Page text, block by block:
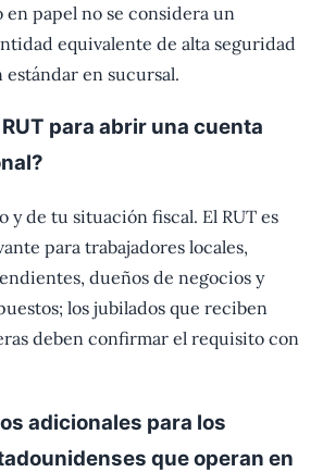
en papel no se considera un
equivalente de alta seguridad
en sucursal.
RUT para abrir una cuenta
y de tu situación fiscal. El RUT es
para trabajadores locales,
dueños de negocios y
los jubilados que reciben
deben confirmar el requisito con
adicionales para los
que operan en